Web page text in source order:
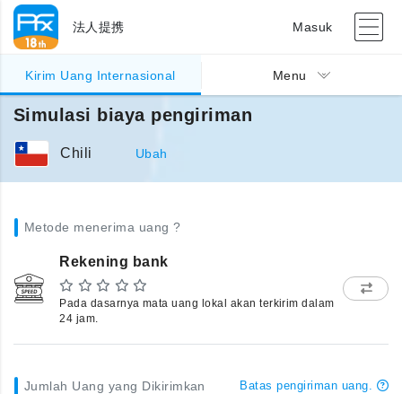
法人提携 Masuk
Kirim Uang Internasional Menu
Simulasi biaya pengiriman
Chili Ubah
Metode menerima uang ?
Rekening bank
Pada dasarnya mata uang lokal akan terkirim dalam
24 jam.
Jumlah Uang yang Dikirimkan Batas pengiriman uang.